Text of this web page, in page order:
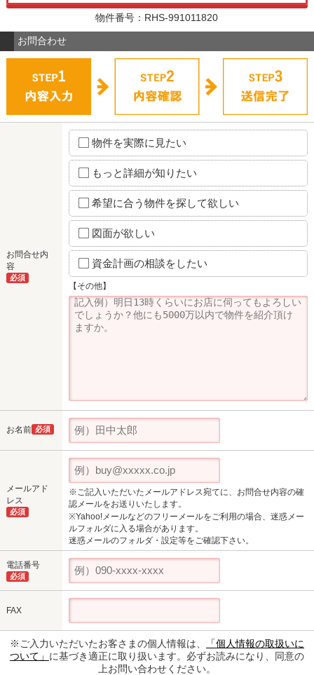
物件番号：RHS-991011820
お問合わせ
お問合せ内
容
必須
物件を実際に見たい
もっと詳細が知りたい
希望に合う物件を探して欲しい
図面が欲しい
資金計画の相談をしたい
【その他】
お名前 必須
メールアド
レス
必須
※ご記入いただいたメールアドレス宛てに、お問合せ内容の確
認メールをお送りいたします。
※Yahoo!メールなどのフリーメールをご利用の場合、迷惑メー
ルフォルダに入る場合があります。
迷惑メールのフォルダ・設定等をご確認下さい。
電話番号
必須
FAX
※ご入力いただいたお客さまの個人情報は、
「個人情報の取扱いに
ついて」 に基づき適正に取り扱います。必ずお読みになり、同意の
上お問い合わせください。